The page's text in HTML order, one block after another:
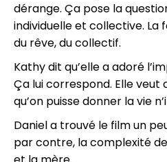
dérange. Ça pose la
individuelle et collective. La
du rêve, du collectif.
Kathy dit qu’elle a adoré
Ça lui correspond. Elle
qu’on puisse donner la vie
Daniel a trouvé le film un
par contre, la complexité